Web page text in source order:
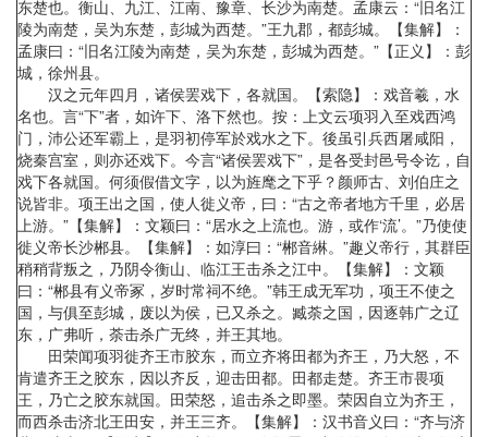
东楚也。衡山、九江、江南、豫章、长沙为南楚。孟康云：“旧名江
陵为南楚，吴为东楚，彭城为西楚。”王九郡，都彭城。【集解】：
孟康曰：“旧名江陵为南楚，吴为东楚，彭城为西楚。”【正义】：彭
城，徐州县。
汉之元年四月，诸侯罢戏下，各就国。【索隐】：戏音羲，水
名也。言“下”者，如许下、洛下然也。按：上文云项羽入至戏西鸿
门，沛公还军霸上，是羽初停军於戏水之下。後虽引兵西屠咸阳，
烧秦宫室，则亦还戏下。今言“诸侯罢戏下”，是各受封邑号令讫，自
戏下各就国。何须假借文字，以为旌麾之下乎？颜师古、刘伯庄之
说皆非。项王出之国，使人徙义帝，曰：“古之帝者地方千里，必居
上游。”【集解】：文颖曰：“居水之上流也。游，或作‘流’。”乃使使
徙义帝长沙郴县。【集解】：如淳曰：“郴音綝。”趣义帝行，其群臣
稍稍背叛之，乃阴令衡山、临江王击杀之江中。【集解】：文颖
曰：“郴县有义帝冢，岁时常祠不绝。”韩王成无军功，项王不使之
国，与俱至彭城，废以为侯，已又杀之。臧荼之国，因逐韩广之辽
东，广弗听，荼击杀广无终，并王其地。
田荣闻项羽徙齐王市胶东，而立齐将田都为齐王，乃大怒，不
肯遣齐王之胶东，因以齐反，迎击田都。田都走楚。齐王市畏项
王，乃亡之胶东就国。田荣怒，追击杀之即墨。荣因自立为齐王，
而西杀击济北王田安，并王三齐。【集解】：汉书音义曰：“齐与济